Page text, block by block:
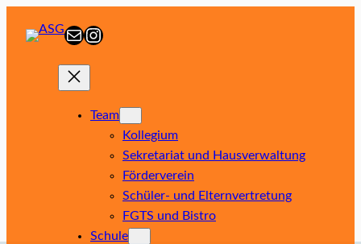
Inhalt
E-MailInstagram
Team
Kollegium
Sekretariat und Hausverwaltung
Förderverein
Schüler- und Elternvertretung
FGTS und Bistro
Schule